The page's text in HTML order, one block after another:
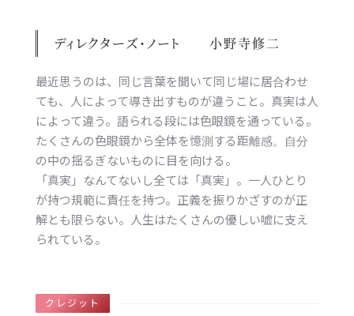
ディレクターズ・ノート 小野寺修二
最近思うのは、同じ言葉を聞いて同じ場に居合わせ
ても、人によって導き出すものが違うこと。真実は人
によって違う。語られる段には色眼鏡を通っている。
たくさんの色眼鏡から全体を憶測する距離感。自分
の中の揺るぎないものに目を向ける。
「真実」なんてないし全ては「真実」。一人ひとり
が持つ規範に責任を持つ。正義を振りかざすのが正
解とも限らない。人生はたくさんの優しい嘘に支え
られている。
クレジット